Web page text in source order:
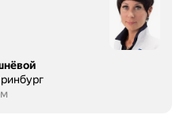
2,4 км